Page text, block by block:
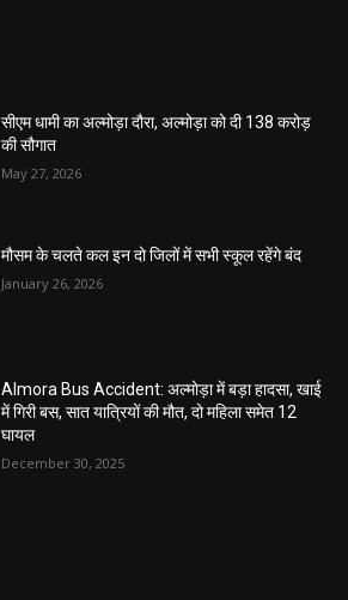
सीएम धामी का अल्मोड़ा दौरा, अल्मोड़ा को दी 138 करोड़
की सौगात
May 27, 2026
मौसम के चलते कल इन दो जिलों में सभी स्कूल रहेंगे बंद
January 26, 2026
Almora Bus Accident: अल्मोड़ा में बड़ा हादसा, खाई
में गिरी बस, सात यात्रियों की मौत, दो महिला समेत 12
घायल
December 30, 2025